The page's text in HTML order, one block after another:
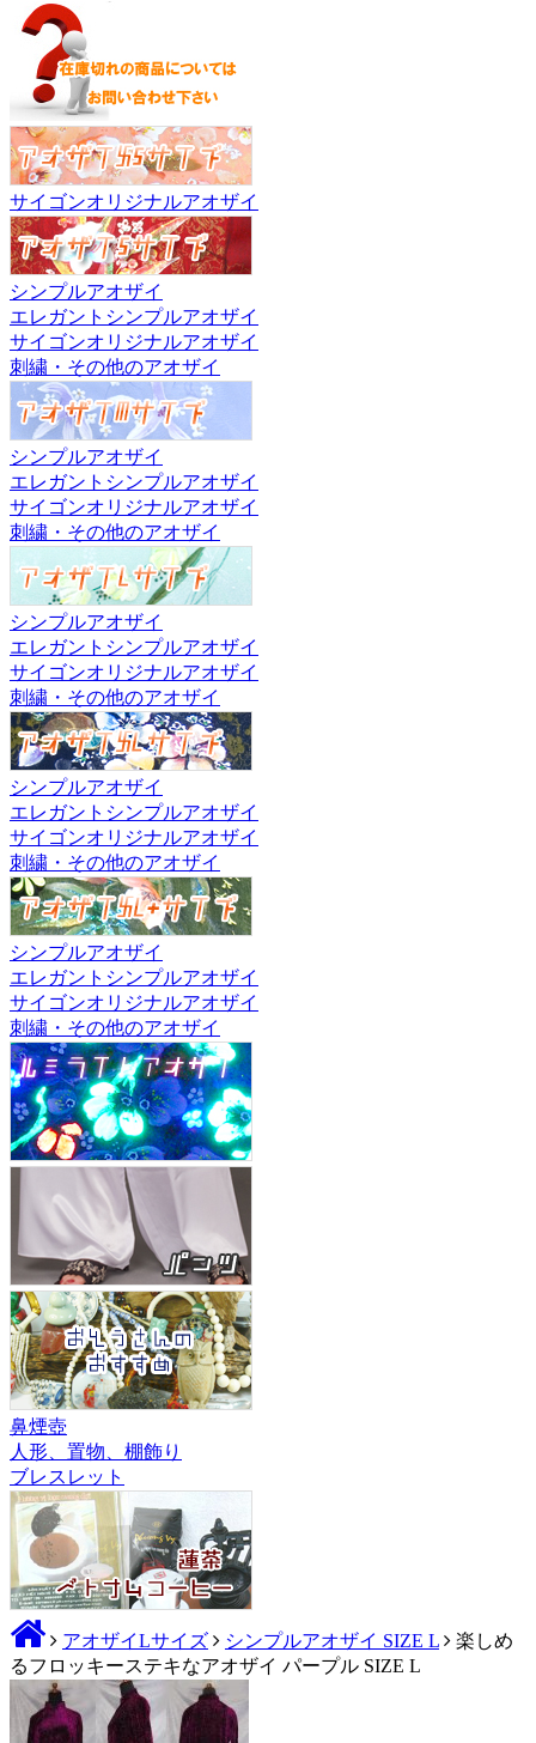
サイゴンオリジナルアオザイ
シンプルアオザイ
エレガントシンプルアオザイ
サイゴンオリジナルアオザイ
刺繍・その他のアオザイ
シンプルアオザイ
エレガントシンプルアオザイ
サイゴンオリジナルアオザイ
刺繍・その他のアオザイ
シンプルアオザイ
エレガントシンプルアオザイ
サイゴンオリジナルアオザイ
刺繍・その他のアオザイ
シンプルアオザイ
エレガントシンプルアオザイ
サイゴンオリジナルアオザイ
刺繍・その他のアオザイ
シンプルアオザイ
エレガントシンプルアオザイ
サイゴンオリジナルアオザイ
刺繍・その他のアオザイ
鼻煙壺
人形、置物、棚飾り
ブレスレット
アオザイLサイズ シンプルアオザイ SIZE L
楽しめ
るフロッキーステキなアオザイ パープル SIZE L